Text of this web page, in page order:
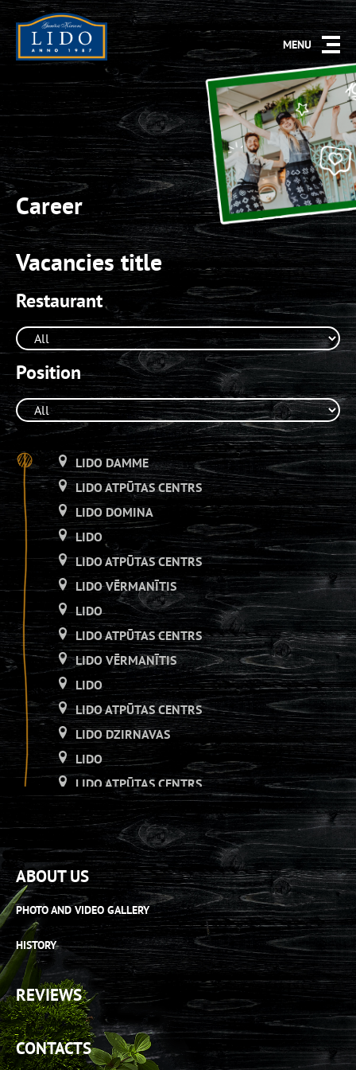
MENU
Career
Vacancies title
Restaurant
Position
LIDO DAMME
LIDO ATPŪTAS CENTRS
LIDO DOMINA
LIDO
LIDO ATPŪTAS CENTRS
LIDO VĒRMANĪTIS
LIDO
LIDO ATPŪTAS CENTRS
LIDO VĒRMANĪTIS
LIDO
LIDO ATPŪTAS CENTRS
LIDO DZIRNAVAS
LIDO
LIDO ATPŪTAS CENTRS
LIDO DZIRNAVAS
LIDO ATPŪTAS CENTRS
LIDO DZIRNAVAS
LIDO RĪGA PLAZA
LIDO ATPŪTAS CENTRS
LIDO ORIGO
LIDO RĪGA PLAZA
LIDO ATPŪTAS CENTRS
LIDO AS[H]ais veikals
LIDO RĪGA PLAZA
ABOUT US
PHOTO AND VIDEO GALLERY
HISTORY
REVIEWS
CONTACTS